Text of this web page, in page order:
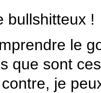
bullshitteux !
le
que sont
je